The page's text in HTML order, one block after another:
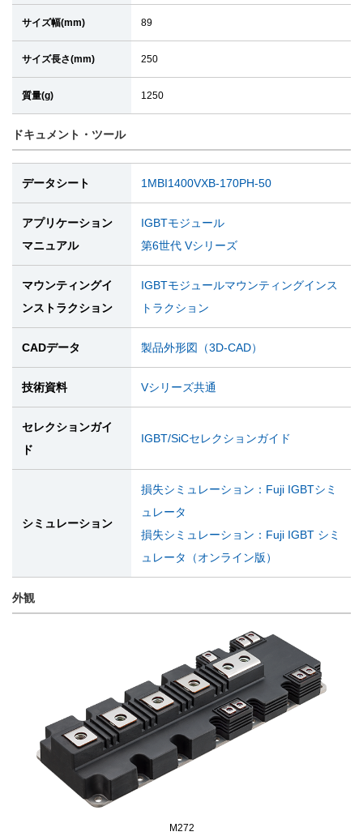
サイズ幅(mm) 89
サイズ長さ(mm) 250
質量(g) 1250
ドキュメント・ツール
データシート 1MBI1400VXB-170PH-50
アプリケーション
マニュアル
IGBTモジュール
第6世代 Vシリーズ
マウンティングイ
ンストラクション
IGBTモジュールマウンティングインス
トラクション
CADデータ 製品外形図（3D-CAD）
技術資料 Vシリーズ共通
セレクションガイ
ド
IGBT/SiCセレクションガイド
シミュレーション
損失シミュレーション：Fuji IGBTシミ
ュレータ
損失シミュレーション：Fuji IGBT シミ
ュレータ（オンライン版）
外観
M272